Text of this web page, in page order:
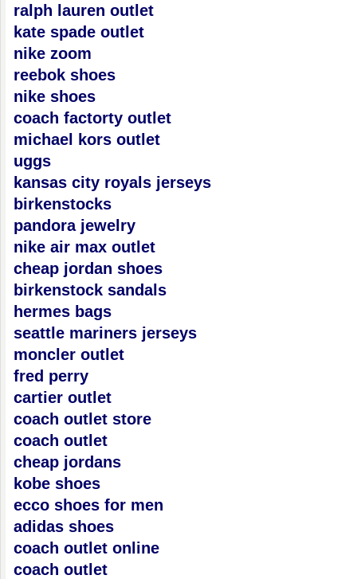
ralph lauren outlet
kate spade outlet
nike zoom
reebok shoes
nike shoes
coach factorty outlet
michael kors outlet
uggs
kansas city royals jerseys
birkenstocks
pandora jewelry
nike air max outlet
cheap jordan shoes
birkenstock sandals
hermes bags
seattle mariners jerseys
moncler outlet
fred perry
cartier outlet
coach outlet store
coach outlet
cheap jordans
kobe shoes
ecco shoes for men
adidas shoes
coach outlet online
coach outlet